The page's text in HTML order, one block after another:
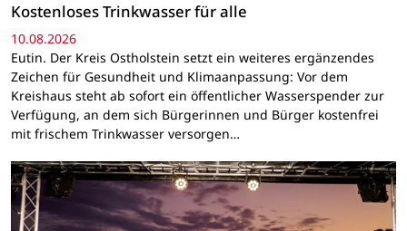
Kostenloses Trinkwasser für alle
10.08.2026
Eutin. Der Kreis Ostholstein setzt ein weiteres ergänzendes
Zeichen für Gesundheit und Klimaanpassung: Vor dem
Kreishaus steht ab sofort ein öffentlicher Wasserspender zur
Verfügung, an dem sich Bürgerinnen und Bürger kostenfrei
mit frischem Trinkwasser versorgen…